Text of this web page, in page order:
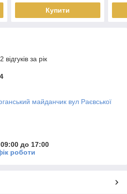
Купити
за рік
майданчик вул Раєвської
до 17:00
роботи